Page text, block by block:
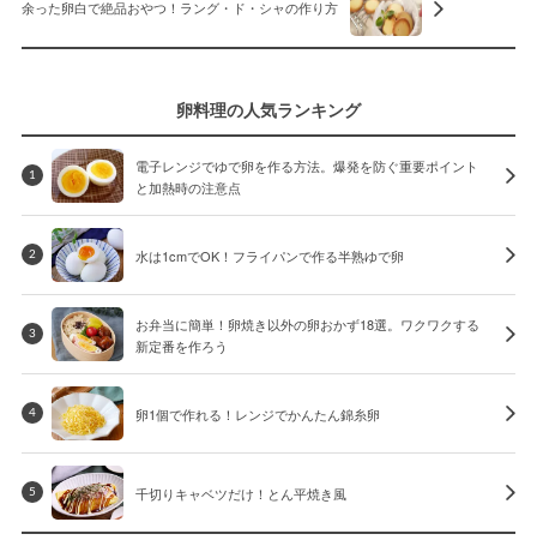
余った卵白で絶品おやつ！ラング・ド・シャの作り方
卵料理の人気ランキング
1
電子レンジでゆで卵を作る方法。爆発を防ぐ重要ポイント
と加熱時の注意点
2 水は1cmでOK！フライパンで作る半熟ゆで卵
3
お弁当に簡単！卵焼き以外の卵おかず18選。ワクワクする
新定番を作ろう
4 卵1個で作れる！レンジでかんたん錦糸卵
5 千切りキャベツだけ！とん平焼き風